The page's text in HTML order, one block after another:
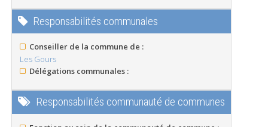
Responsabilités communales
Conseiller de la commune de :
Les Gours
Délégations communales :
Responsabilités communauté de communes